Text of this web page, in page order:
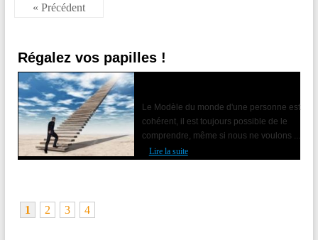
« Précédent
Régalez vos papilles !
Le Modèle du monde d'une personne est
cohérent, il est toujours possible de le
comprendre, même si nous ne voulons ...
Lire la suite
1 2 3 4